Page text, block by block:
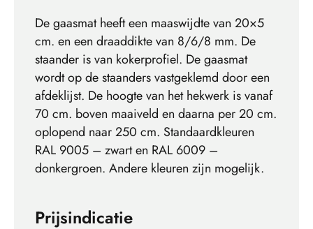
De gaasmat heeft een maaswijdte van 20×5
cm. en een draaddikte van 8/6/8 mm. De
staander is van kokerprofiel. De gaasmat
wordt op de staanders vastgeklemd door een
afdeklijst. De hoogte van het hekwerk is vanaf
70 cm. boven maaiveld en daarna per 20 cm.
oplopend naar 250 cm. Standaardkleuren
RAL 9005 – zwart en RAL 6009 –
donkergroen. Andere kleuren zijn mogelijk.
Prijsindicatie